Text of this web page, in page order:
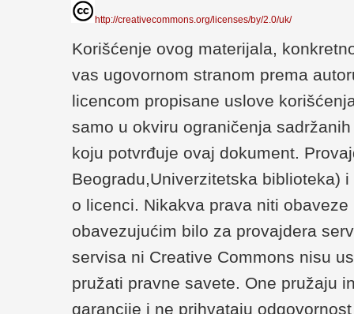
http://creativecommons.org/licenses/by/2.0/uk/
Korišćenje ovog materijala,
vas ugovornom stranom prema
licencom propisane uslove
samo u okviru ograničenja
koju potvrđuje ovaj dokument.
Beogradu,Univerzitetska biblioteka)
o licenci. Nikakva prava niti
obavezujućim bilo za provajdera
servisa ni Creative Commons nisu
pružati pravne savete. One pružaju
garancije i ne prihvataju